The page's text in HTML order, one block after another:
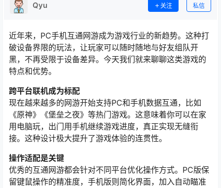
Qyu 关注 私信
近年来，PC手机互通网游成为游戏行业的新趋势。这种打
破设备界限的玩法，让玩家可以随时随地与好友组队开
黑，不再受限于设备差异。今天我们就来聊聊这类游戏的
特点和优势。
跨平台联机成为标配
现在越来越多的网游开始支持PC和手机数据互通，比如
《原神》《堡垒之夜》等热门游戏。这意味着你可以在家
用电脑玩，出门用手机继续游戏进度，真正实现无缝衔
接。这种设计极大提升了游戏体验的连贯性。
操作适配是关键
优秀的互通网游都会针对不同平台优化操作方式。PC版保
留键鼠操作的精准度，手机版则简化界面，加入自动瞄准